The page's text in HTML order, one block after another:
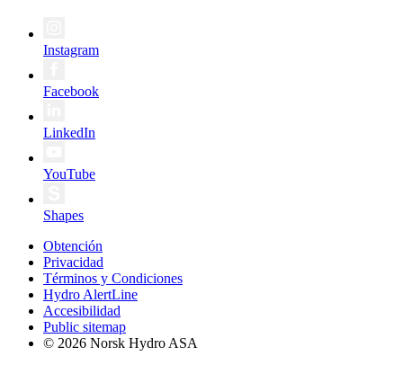
Instagram
Facebook
LinkedIn
YouTube
Shapes
Obtención
Privacidad
Términos y Condiciones
Hydro AlertLine
Accesibilidad
Public sitemap
© 2026 Norsk Hydro ASA